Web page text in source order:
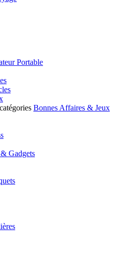
Portable
Bonnes Affaires & Jeux
Gadgets